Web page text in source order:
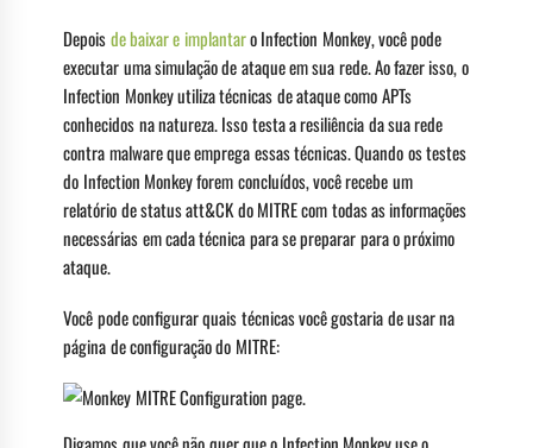
Depoisde baixar e implantaro Infection Monkey, você pode
executar uma simulação de ataque em sua rede. Ao fazer isso, o
Infection Monkey utiliza técnicas de ataque como APTs
conhecidos na natureza. Isso testa a resiliência da sua rede
contra malware que emprega essas técnicas. Quando os testes
do Infection Monkey forem concluídos, você recebe um
relatório de status att&CK do MITRE com todas as informações
necessárias em cada técnica para se preparar para o próximo
ataque.
Você pode configurar quais técnicas você gostaria de usar na
página de configuração do MITRE: